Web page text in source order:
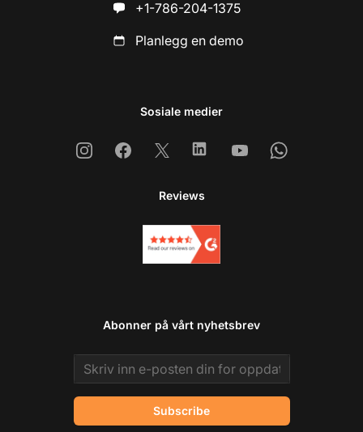
+1-786-204-1375
Planlegg en demo
Sosiale medier
InstagramFacebook
X LinkedinYoutubeWhatsapp
Reviews
Abonner på vårt nyhetsbrev
Email address
Subscribe